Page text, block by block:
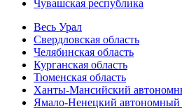
Чувашская республика
Весь Урал
Свердловская область
Челябинская область
Курганская область
Тюменская область
Ханты-Мансийский
Ямало-Ненецкий автономный